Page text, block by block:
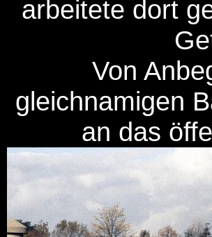
arbeitete dort
Von
gleichnamigen
an das